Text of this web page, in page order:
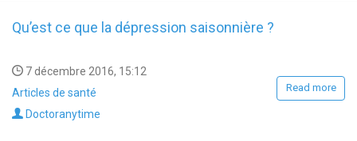
Qu’est ce que la dépression saisonnière ?
7 décembre 2016, 15:12
Articles de santé
Doctoranytime
Read more